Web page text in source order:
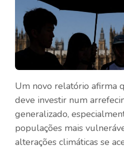
Um novo relatório afirma
deve investir num
generalizado,
populações mais
alterações climáticas se